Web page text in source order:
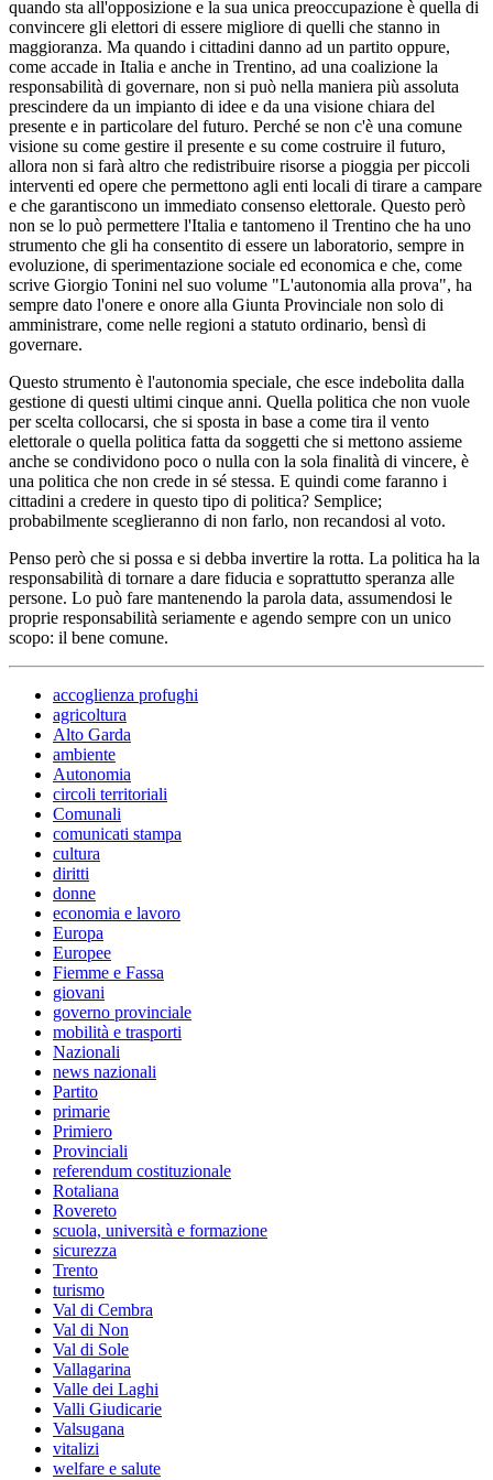
quando sta all'opposizione e la sua unica preoccupazione è quella di
convincere gli elettori di essere migliore di quelli che stanno in
maggioranza. Ma quando i cittadini danno ad un partito oppure,
come accade in Italia e anche in Trentino, ad una coalizione la
responsabilità di governare, non si può nella maniera più assoluta
prescindere da un impianto di idee e da una visione chiara del
presente e in particolare del futuro. Perché se non c'è una comune
visione su come gestire il presente e su come costruire il futuro,
allora non si farà altro che redistribuire risorse a pioggia per piccoli
interventi ed opere che permettono agli enti locali di tirare a campare
e che garantiscono un immediato consenso elettorale. Questo però
non se lo può permettere l'Italia e tantomeno il Trentino che ha uno
strumento che gli ha consentito di essere un laboratorio, sempre in
evoluzione, di sperimentazione sociale ed economica e che, come
scrive Giorgio Tonini nel suo volume "L'autonomia alla prova", ha
sempre dato l'onere e onore alla Giunta Provinciale non solo di
amministrare, come nelle regioni a statuto ordinario, bensì di
governare.
Questo strumento è l'autonomia speciale, che esce indebolita dalla
gestione di questi ultimi cinque anni. Quella politica che non vuole
per scelta collocarsi, che si sposta in base a come tira il vento
elettorale o quella politica fatta da soggetti che si mettono assieme
anche se condividono poco o nulla con la sola finalità di vincere, è
una politica che non crede in sé stessa. E quindi come faranno i
cittadini a credere in questo tipo di politica? Semplice;
probabilmente sceglieranno di non farlo, non recandosi al voto.
Penso però che si possa e si debba invertire la rotta. La politica ha la
responsabilità di tornare a dare fiducia e soprattutto speranza alle
persone. Lo può fare mantenendo la parola data, assumendosi le
proprie responsabilità seriamente e agendo sempre con un unico
scopo: il bene comune.
accoglienza profughi
agricoltura
Alto Garda
ambiente
Autonomia
circoli territoriali
Comunali
comunicati stampa
cultura
diritti
donne
economia e lavoro
Europa
Europee
Fiemme e Fassa
giovani
governo provinciale
mobilità e trasporti
Nazionali
news nazionali
Partito
primarie
Primiero
Provinciali
referendum costituzionale
Rotaliana
Rovereto
scuola, università e formazione
sicurezza
Trento
turismo
Val di Cembra
Val di Non
Val di Sole
Vallagarina
Valle dei Laghi
Valli Giudicarie
Valsugana
vitalizi
welfare e salute